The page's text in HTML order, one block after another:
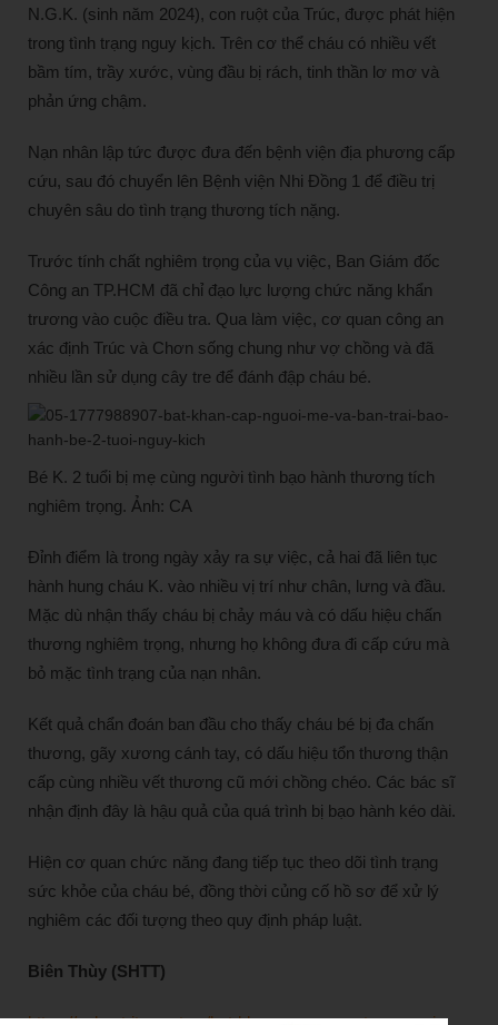
N.G.K. (sinh năm 2024), con ruột của Trúc, được phát hiện
trong tình trạng nguy kịch. Trên cơ thể cháu có nhiều vết
bầm tím, trầy xước, vùng đầu bị rách, tinh thần lơ mơ và
phản ứng chậm.
Nạn nhân lập tức được đưa đến bệnh viện địa phương cấp
cứu, sau đó chuyển lên Bệnh viện Nhi Đồng 1 để điều trị
chuyên sâu do tình trạng thương tích nặng.
Trước tính chất nghiêm trọng của vụ việc, Ban Giám đốc
Công an TP.HCM đã chỉ đạo lực lượng chức năng khẩn
trương vào cuộc điều tra. Qua làm việc, cơ quan công an
xác định Trúc và Chơn sống chung như vợ chồng và đã
nhiều lần sử dụng cây tre để đánh đập cháu bé.
Bé K. 2 tuổi bị mẹ cùng người tình bạo hành thương tích
nghiêm trọng. Ảnh: CA
Đỉnh điểm là trong ngày xảy ra sự việc, cả hai đã liên tục
hành hung cháu K. vào nhiều vị trí như chân, lưng và đầu.
Mặc dù nhận thấy cháu bị chảy máu và có dấu hiệu chấn
thương nghiêm trọng, nhưng họ không đưa đi cấp cứu mà
bỏ mặc tình trạng của nạn nhân.
Kết quả chẩn đoán ban đầu cho thấy cháu bé bị đa chấn
thương, gãy xương cánh tay, có dấu hiệu tổn thương thận
cấp cùng nhiều vết thương cũ mới chồng chéo. Các bác sĩ
nhận định đây là hậu quả của quá trình bị bạo hành kéo dài.
Hiện cơ quan chức năng đang tiếp tục theo dõi tình trạng
sức khỏe của cháu bé, đồng thời củng cố hồ sơ để xử lý
nghiêm các đối tượng theo quy định pháp luật.
Biên Thùy (SHTT)